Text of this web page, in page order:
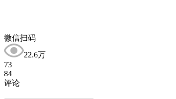
微信扫码
22.6万
73
84
评论